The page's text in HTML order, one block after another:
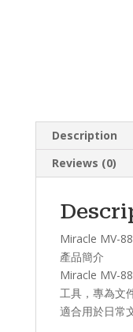
Description
Reviews (0)
Miracle MV-
產品簡介​
Miracle MV-
工具，專為文
適合用於日常